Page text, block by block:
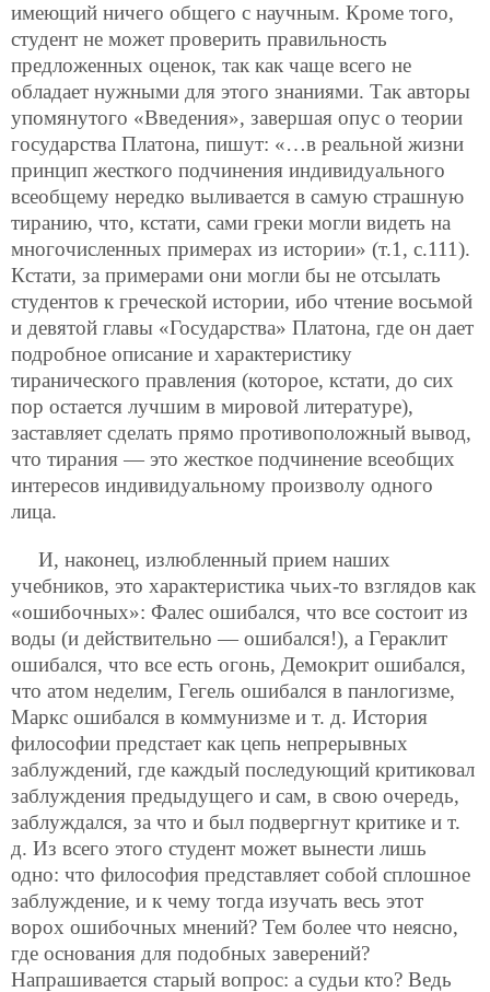
имеющий ничего общего с научным. Кроме того,
студент не может проверить правильность
предложенных оценок, так как чаще всего не
обладает нужными для этого знаниями. Так авторы
упомянутого «Введения», завершая опус о теории
государства Платона, пишут: «…в реальной жизни
принцип жесткого подчинения индивидуального
всеобщему нередко выливается в самую страшную
тиранию, что, кстати, сами греки могли видеть на
многочисленных примерах из истории» (т.1, с.111).
Кстати, за примерами они могли бы не отсылать
студентов к греческой истории, ибо чтение восьмой
и девятой главы «Государства» Платона, где он дает
подробное описание и характеристику
тиранического правления (которое, кстати, до сих
пор остается лучшим в мировой литературе),
заставляет сделать прямо противоположный вывод,
что тирания — это жесткое подчинение всеобщих
интересов индивидуальному произволу одного
лица.
И, наконец, излюбленный прием наших
учебников, это характеристика чьих-то взглядов как
«ошибочных»: Фалес ошибался, что все состоит из
воды (и действительно — ошибался!), а Гераклит
ошибался, что все есть огонь, Демокрит ошибался,
что атом неделим, Гегель ошибался в панлогизме,
Маркс ошибался в коммунизме и т. д. История
философии предстает как цепь непрерывных
заблуждений, где каждый последующий критиковал
заблуждения предыдущего и сам, в свою очередь,
заблуждался, за что и был подвергнут критике и т.
д. Из всего этого студент может вынести лишь
одно: что философия представляет собой сплошное
заблуждение, и к чему тогда изучать весь этот
ворох ошибочных мнений? Тем более что неясно,
где основания для подобных заверений?
Напрашивается старый вопрос: а судьи кто? Ведь